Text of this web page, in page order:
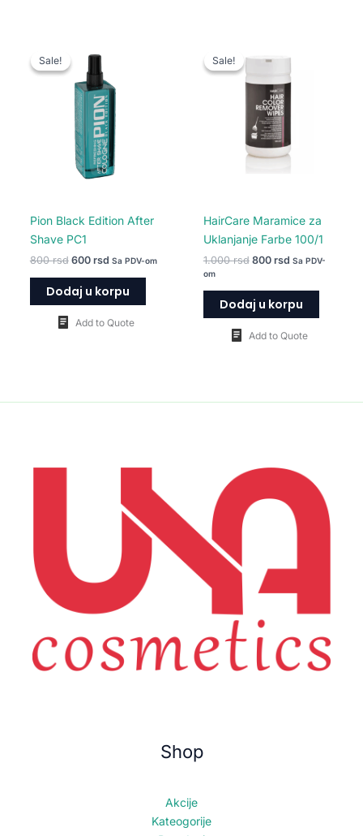
Sale!
Sale!
Pion Black Edition After
Shave PC1
800rsd
cena
je
bila:
800 rsd.
600 rsd
600 rsd.
Sa PDV-om
Dodaj u korpu
Add to Quote
Sale!
Sale!
HairCare Maramice za
Uklanjanje Farbe 100/1
1.000rsd
bila:
1.000 rsd.
800 rsd
800 rsd.
Sa PDV-
om
Dodaj u korpu
Add to Quote
Shop
Akcije
Kateogorije